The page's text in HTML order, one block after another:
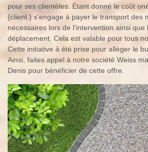
pour ses clientèles. Étant donné le coût
{client.} s'engage à payer le transport des
nécessaires lors de l'intervention ainsi que
déplacement. Cela est valable pour tous
Cette initiative à été prise pour alléger le
Ainsi, faites appel à notre société Weiss
Denis pour bénéficier de cette offre.